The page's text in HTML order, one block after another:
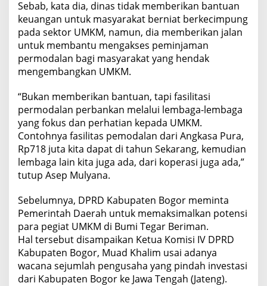
Sebab, kata dia, dinas tidak memberikan bantuan
keuangan untuk masyarakat berniat berkecimpung
pada sektor UMKM, namun, dia memberikan jalan
untuk membantu mengakses peminjaman
permodalan bagi masyarakat yang hendak
mengembangkan UMKM.
“Bukan memberikan bantuan, tapi fasilitasi
permodalan perbankan melalui lembaga-lembaga
yang fokus dan perhatian kepada UMKM.
Contohnya fasilitas pemodalan dari Angkasa Pura,
Rp718 juta kita dapat di tahun Sekarang, kemudian
lembaga lain kita juga ada, dari koperasi juga ada,”
tutup Asep Mulyana.
Sebelumnya, DPRD Kabupaten Bogor meminta
Pemerintah Daerah untuk memaksimalkan potensi
para pegiat UMKM di Bumi Tegar Beriman.
Hal tersebut disampaikan Ketua Komisi IV DPRD
Kabupaten Bogor, Muad Khalim usai adanya
wacana sejumlah pengusaha yang pindah investasi
dari Kabupaten Bogor ke Jawa Tengah (Jateng).